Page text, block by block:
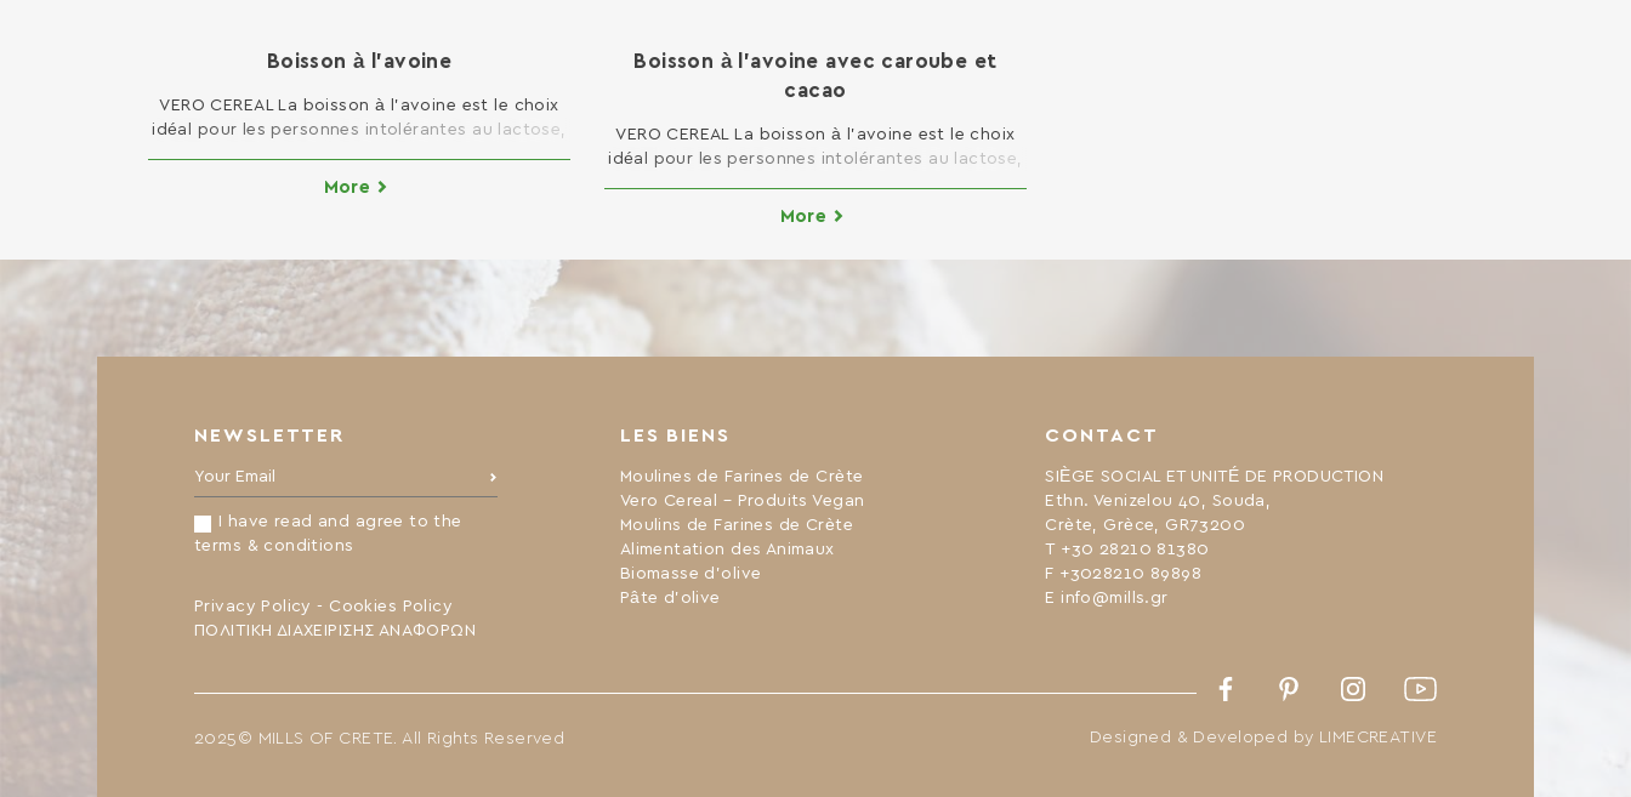
Boisson à l’avoine
VERO CEREAL La boisson à l’avoine est le choix
idéal pour les personnes intolérantes au lactose,
alimentaire pauvre en graisses. Elle convient à la
teneur en […]
More
Boisson à l’avoine avec caroube et
cacao
VERO CEREAL La boisson à l’avoine est le choix
idéal pour les personnes intolérantes au lactose,
végétarien ou pauvre en graisses. La caroube est
sucrée comme le sucre mais avec moins de
More
NEWSLETTER
Your Email:
I have read and agree to the
terms & conditions
Privacy Policy - Cookies Policy
ΠΟΛΙΤΙΚΗ ΔΙΑΧΕΙΡΙΣΗΣ ΑΝΑΦΟΡΩΝ
LES BIENS
Moulines de Farines de Crète
Vero Cereal – Produits Vegan
Moulins de Farines de Crète
Alimentation des Animaux
Biomasse d’olive
Pâte d’olive
CONTACT
SIÈGE SOCIAL ET UNITÉ DE PRODUCTION
Ethn. Venizelou 40, Souda,
Crète, Grèce, GR73200
Τ +30 28210 81380
F +3028210 89898
Ε info@mills.gr
FacebookPinterestInstagramYoutube
2025© MILLS OF CRETE. All Rights Reserved Designed & Developed by LIMECREATIVE